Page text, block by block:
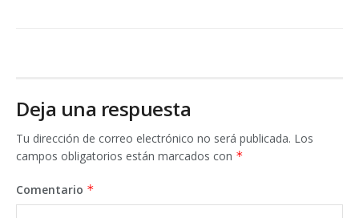
Deja una respuesta
Tu dirección de correo electrónico no será publicada. Los
campos obligatorios están marcados con *
Comentario *